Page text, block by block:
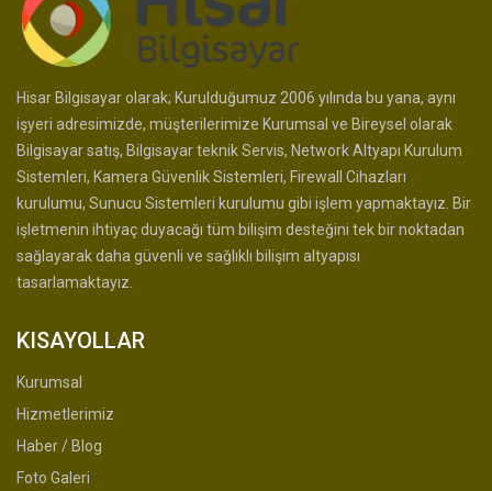
Hisar Bilgisayar olarak; Kurulduğumuz 2006 yılında bu yana, aynı
işyeri adresimizde, müşterilerimize Kurumsal ve Bireysel olarak
Bilgisayar satış, Bilgisayar teknik Servis, Network Altyapı Kurulum
Sistemleri, Kamera Güvenlik Sistemleri, Firewall Cihazları
kurulumu, Sunucu Sistemleri kurulumu gibi işlem yapmaktayız. Bir
işletmenin ihtiyaç duyacağı tüm bilişim desteğini tek bir noktadan
sağlayarak daha güvenli ve sağlıklı bilişim altyapısı
tasarlamaktayız.
KISAYOLLAR
Kurumsal
Hizmetlerimiz
Haber / Blog
Foto Galeri